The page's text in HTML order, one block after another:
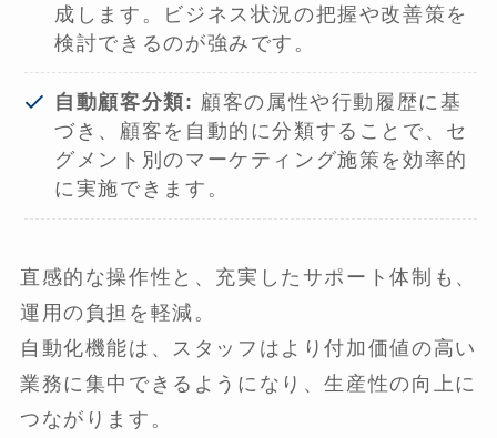
成します。ビジネス状況の把握や改善策を
検討できるのが強みです。
自動顧客分類: 顧客の属性や行動履歴に基
づき、顧客を自動的に分類することで、セ
グメント別のマーケティング施策を効率的
に実施できます。
直感的な操作性と、充実したサポート体制も、
運用の負担を軽減。
自動化機能は、スタッフはより付加価値の高い
業務に集中できるようになり、生産性の向上に
つながります。